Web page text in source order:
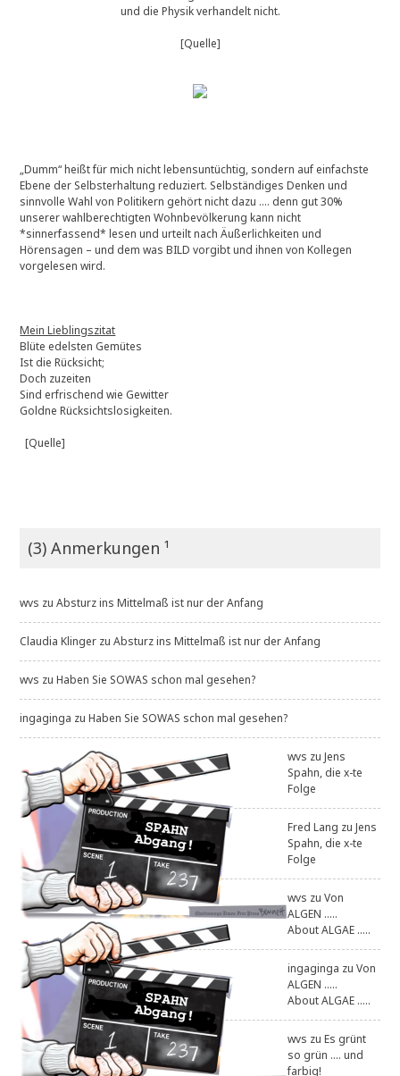
und die Physik verhandelt nicht.
[Quelle]
„Dumm“ heißt für mich nicht lebensuntüchtig, sondern auf einfachste
Ebene der Selbsterhaltung reduziert. Selbständiges Denken und
sinnvolle Wahl von Politikern gehört nicht dazu …. denn gut 30%
unserer wahlberechtigten Wohnbevölkerung kann nicht
*sinnerfassend* lesen und urteilt nach Äußerlichkeiten und
Hörensagen – und dem was BILD vorgibt und ihnen von Kollegen
vorgelesen wird.
Mein Lieblingszitat
Blüte edelsten Gemütes
Ist die Rücksicht;
Doch zuzeiten
Sind erfrischend wie Gewitter
Goldne Rücksichtslosigkeiten.
[Quelle]
(3) Anmerkungen ¹
wvs zuAbsturz ins Mittelmaß ist nur der Anfang
Claudia Klinger zuAbsturz ins Mittelmaß ist nur der Anfang
wvs zuHaben Sie SOWAS schon mal gesehen?
ingaginga zuHaben Sie SOWAS schon mal gesehen?
wvs zuJens
Spahn, die x-te
Folge
Fred Lang zuJens
Spahn, die x-te
Folge
wvs zuVon
ALGEN .....
About ALGAE .....
ingaginga zuVon
ALGEN .....
About ALGAE .....
wvs zuEs grünt
so grün .... und
farbig!